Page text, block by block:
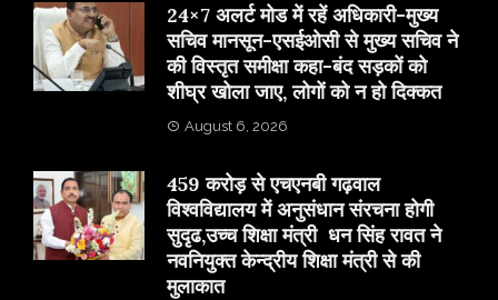
24×7 अलर्ट मोड में रहें अधिकारी-मुख्य
सचिव मानसून-एसईओसी से मुख्य सचिव ने
की विस्तृत समीक्षा कहा-बंद सड़कों को
शीघ्र खोला जाए, लोगों को न हो दिक्कत
August 6, 2026
459 करोड़ से एचएनबी गढ़वाल
विश्वविद्यालय में अनुसंधान संरचना होगी
सुदृढ,उच्च शिक्षा मंत्री धन सिंह रावत ने
नवनियुक्त केन्द्रीय शिक्षा मंत्री से की
मुलाकात